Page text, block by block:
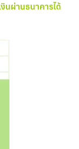
งินผ่านธนาคารได้